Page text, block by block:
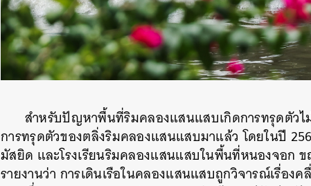
สำหรับปัญหาพื้นที่ริมคลองแสนแสบเกิดการทรุดตัวไ
การทรุดตัวของตลิ่งริมคลองแสนแสบมาแล้ว โดยในปี
มัสยิด และโรงเรียนริมคลองแสนแสบในพื้นที่หนองจอก
รายงานว่า การเดินเรือในคลองแสนแสบถูกวิจารณ์เรื่อ